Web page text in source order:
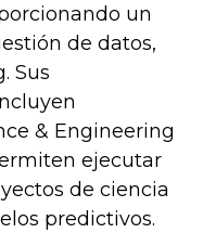
un
de datos,
Sus
& Engineering
ejecutar
de ciencia
predictivos.